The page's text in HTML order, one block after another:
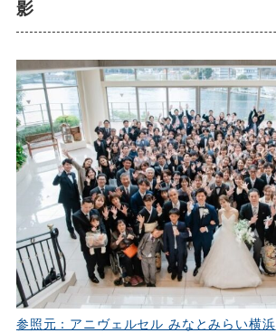
影
参照元：アニヴェルセル みなとみらい横浜